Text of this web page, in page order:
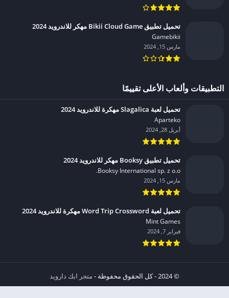
تحميل تطبيق Bikii Cloud Game مهكر للاندرويد 2024
Gamebikii‏
مارس 15, 2024
التطبيقات وألعاب الأعلى تقييمًا
تحميل لعبة Slagalica مهكرة للاندرويد 2024
Aparteko‏
أبريل 28, 2024
تحميل تطبيق Booksy مهكر للاندرويد 2024
Booksy International sp. z o.o.‏
مارس 15, 2024
تحميل لعبة Word Trip Crossword مهكرة للاندرويد 2024
Mint Games‏
فبراير 7, 2024
© 2024 - كل الحقوق محفوظة -
متجر ابك دارويد